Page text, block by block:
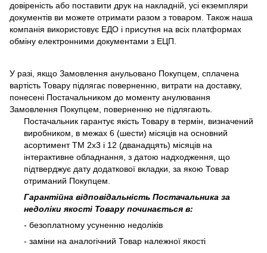
довіреність або поставити друк на накладній, усі екземпляри
документів ви можете отримати разом з товаром. Також наша
компанія використовує ЕДО і присутня на всіх платформах
обміну електронними документами з ЕЦП.
У разі, якщо Замовлення анульовано Покупцем, сплачена
вартість Товару підлягає поверненню, витрати на доставку,
понесені Постачальником до моменту анулювання
Замовлення Покупцем, поверненню не підлягають.
Постачальник гарантує якість Товару в термін, визначений
виробником, в межах 6 (шести) місяців на основний
асортимент ТМ 2х3 і 12 (дванадцять) місяців на
інтерактивне обладнання, з датою надходження, що
підтверджує дату додаткової вкладки, за якою Товар
отриманий Покупцем.
Гарантійна відповідальність Постачальника за
недоліки якості Товару починається в:
- безоплатному усуненню недоліків
- заміни на аналогічний Товар належної якості